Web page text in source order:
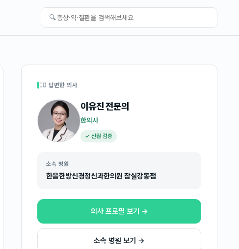
🔍
👩‍⚕️ 답변한 의사
이유진전문의
한의사
✓ 신원 검증
소속 병원
한음한방신경정신과한의원 잠실강동점
의사 프로필 보기 →
소속 병원 보기 →